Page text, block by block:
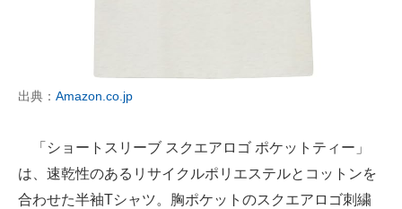
出典： Amazon.co.jp
「ショートスリーブ スクエアロゴ ポケットティー」
は、速乾性のあるリサイクルポリエステルとコットンを
合わせた半袖Tシャツ。胸ポケットのスクエアロゴ刺繍